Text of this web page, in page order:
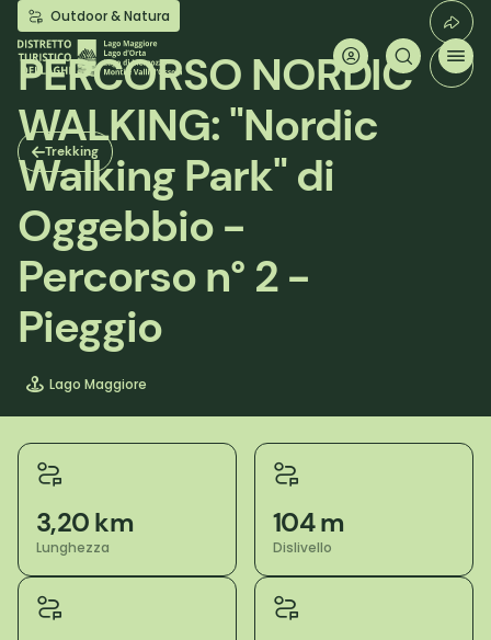
Salta
contenuto
principale
Trekking
Outdoor & Natura
PERCORSO NORDIC
WALKING: "Nordic
Walking Park" di
Oggebbio -
Percorso n° 2 -
Pieggio
Lago Maggiore
3,20 km
Lunghezza
104 m
Dislivello